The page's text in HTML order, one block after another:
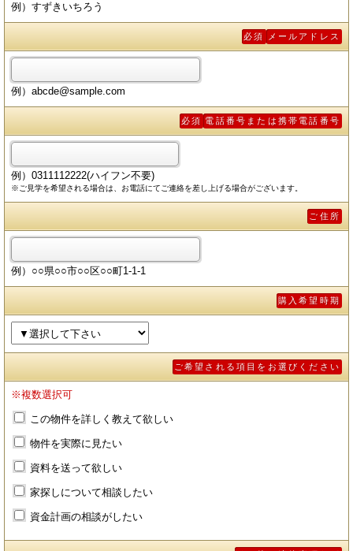
例）すずきいちろう
メールアドレス
必須
例）abcde@sample.com
電話番号または携帯電話番号
必須
例）0311112222(ハイフン不要)
※ご見学を希望される場合は、お電話にてご連絡を差し上げる場合がございます。
ご住所
例）○○県○○市○○区○○町1-1-1
購入希望時期
ご希望される項目をお選びください
※複数選択可
この物件を詳しく教えて欲しい
物件を実際に見たい
資料を送って欲しい
家探しについて相談したい
資金計画の相談がしたい